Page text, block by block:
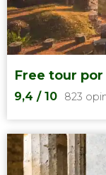
visita ao
Gladiadores
Free tour por
9,4 / 10 823
9,4